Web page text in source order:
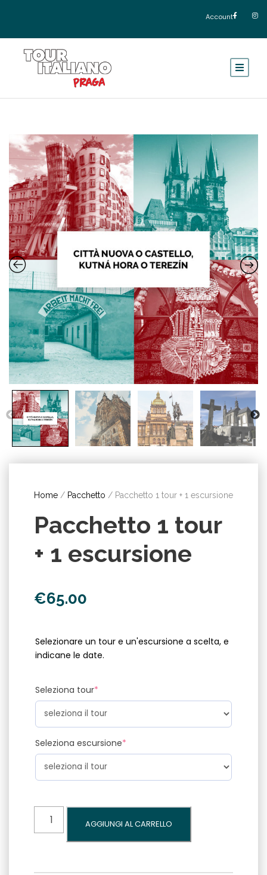
Account
Home/ Pacchetto / Pacchetto 1 tour + 1 escursione
Pacchetto 1 tour
+ 1 escursione
€65.00
Selezionare un tour e un'escursione a scelta, e
indicane le date.
Seleziona tour*
Seleziona escursione*
AGGIUNGI AL CARRELLO